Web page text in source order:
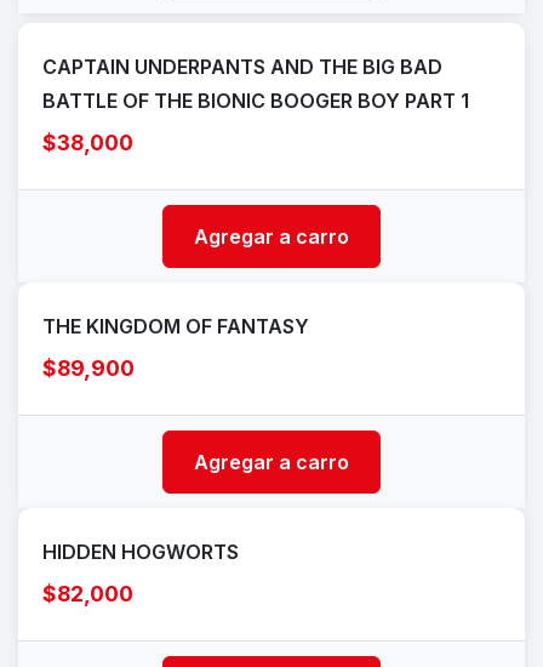
CAPTAIN UNDERPANTS AND THE BIG BAD
BATTLE OF THE BIONIC BOOGER BOY PART 1
$38,000
Agregar a carro
THE KINGDOM OF FANTASY
$89,900
Agregar a carro
HIDDEN HOGWORTS
$82,000